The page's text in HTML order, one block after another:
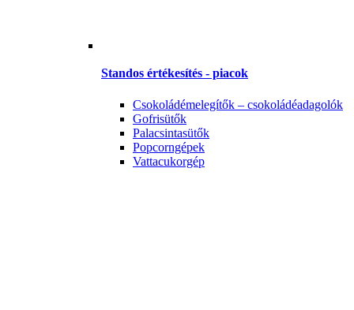
Standos értékesítés - piacok
Csokoládémelegítők – csokoládéadagolók
Gofrisütők
Palacsintasütők
Popcorngépek
Vattacukorgép